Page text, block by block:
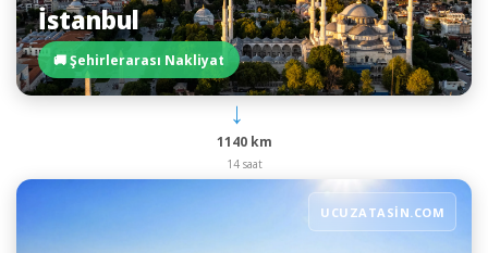
İstanbul
🚚 Şehirlerarası Nakliyat
→
1140 km
14 saat
UCUZATASIN.COM